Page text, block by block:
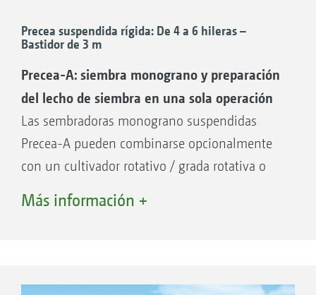
Precea 3000 (CC) Super
Número de hileras: 4, 5, 6 | Distancias entre
hileras: 45 a 80 cm
Precea 3000-FCC Super
Número de hileras: 4, 5, 6 | Distancias entre
hileras: 45 a 80 cm
Precea 3300 (CC) Super
Número de hileras: 5, 7 | Distancias entre
entre hileras: 45 a 80 cm
Precea suspendida rígida: De 4 a 6 hileras –
Bastidor de 3 m
Precea-A: siembra monograno y preparación
del lecho de siembra en una sola operación
Las sembradoras monograno suspendidas
Precea-A pueden combinarse opcionalmente
con un cultivador rotativo / grada rotativa o
Gracias a la combinación con la tecnología de
Más información +